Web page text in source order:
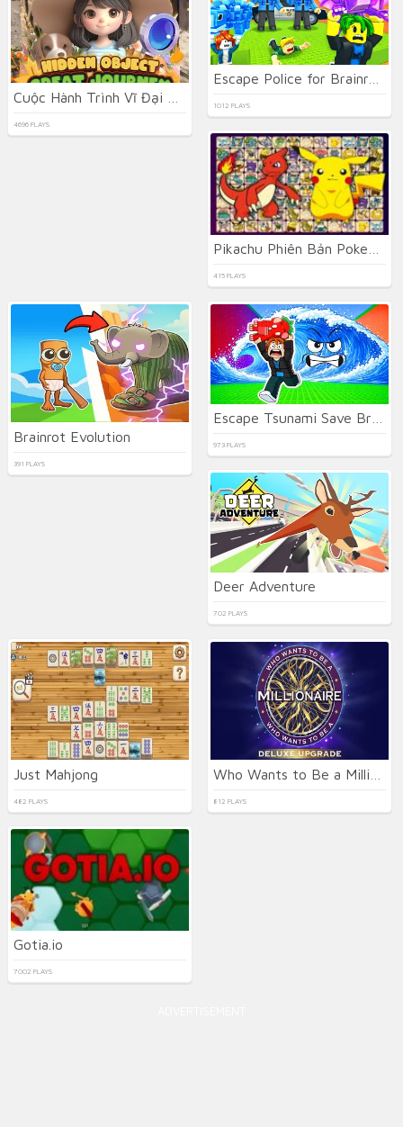
4696 PLAYS
1012 PLAYS
415 PLAYS
Brainrot Evolution
391 PLAYS
973 PLAYS
Deer Adventure
702 PLAYS
Just Mahjong
482 PLAYS 812 PLAYS
Gotia.io
7002 PLAYS